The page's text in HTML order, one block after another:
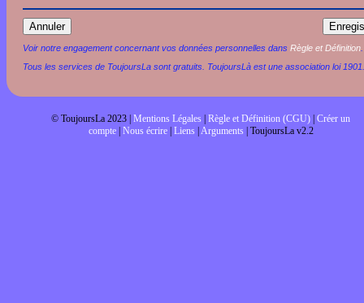
Voir notre engagement concernant vos données personnelles dans Règle et Définition
Tous les services de ToujoursLa sont gratuits. ToujoursLà est une association loi 1901.
© ToujoursLa 2023 | Mentions Légales | Règle et Définition (CGU) | Créer un
compte| Nous écrire| Liens| Arguments| ToujoursLa v2.2